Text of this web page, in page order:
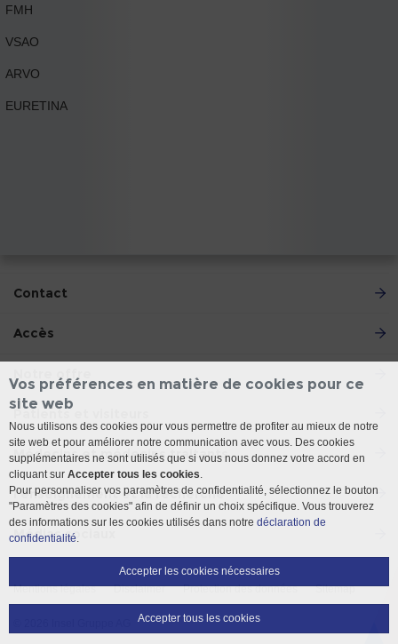
FMH
VSAO
ARVO
EURETINA
Contact
Accès
Notre offre
Patients et visiteurs
Médecins et médecins traitants
l'enseignement et la recherche
Médias sociaux
Mentions légales Disclaimer Protection des données Sitemap
Vos préférences en matière de cookies pour ce
site web
Nous utilisons des cookies pour vous permettre de profiter au mieux de notre
site web et pour améliorer notre communication avec vous. Des cookies
supplémentaires ne sont utilisés que si vous nous donnez votre accord en
cliquant sur Accepter tous les cookies.
Pour personnaliser vos paramètres de confidentialité, sélectionnez le bouton
"Paramètres des cookies" afin de définir un choix spécifique. Vous trouverez
des informations sur les cookies utilisés dans notre déclaration de
confidentialité.
Accepter les cookies nécessaires
Accepter tous les cookies